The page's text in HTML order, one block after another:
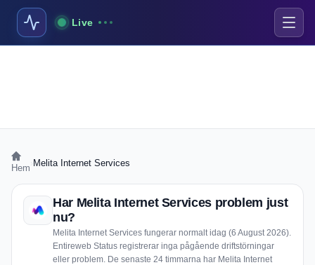
Live
Hem Melita Internet Services
Har Melita Internet Services problem just
nu?
Melita Internet Services fungerar normalt idag (6 August 2026).
Entireweb Status registrerar inga pågående driftstörningar
eller problem. De senaste 24 timmarna har Melita Internet